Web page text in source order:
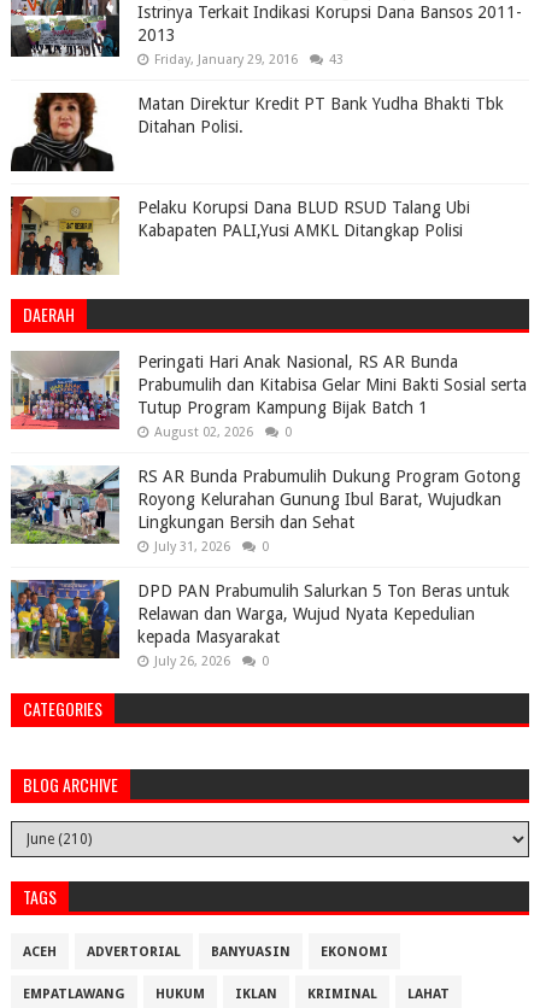
Istrinya Terkait Indikasi Korupsi Dana Bansos 2011-
2013
Friday, January 29, 2016 43
Matan Direktur Kredit PT Bank Yudha Bhakti Tbk
Ditahan Polisi.
Pelaku Korupsi Dana BLUD RSUD Talang Ubi
Kabapaten PALI,Yusi AMKL Ditangkap Polisi
DAERAH
Peringati Hari Anak Nasional, RS AR Bunda
Prabumulih dan Kitabisa Gelar Mini Bakti Sosial serta
Tutup Program Kampung Bijak Batch 1
August 02, 2026 0
RS AR Bunda Prabumulih Dukung Program Gotong
Royong Kelurahan Gunung Ibul Barat, Wujudkan
Lingkungan Bersih dan Sehat
July 31, 2026 0
DPD PAN Prabumulih Salurkan 5 Ton Beras untuk
Relawan dan Warga, Wujud Nyata Kepedulian
kepada Masyarakat
July 26, 2026 0
CATEGORIES
BLOG ARCHIVE
TAGS
ACEH ADVERTORIAL BANYUASIN EKONOMI
EMPATLAWANG HUKUM IKLAN KRIMINAL LAHAT